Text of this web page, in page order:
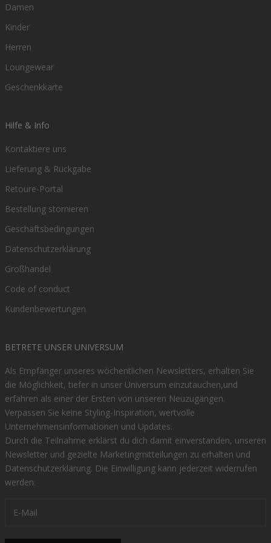
Damen
Kinder
Herren
Loungewear
Geschenkkarte
Hilfe & Info
Kontaktiere uns
Lieferung & Rückgabe
Retoure-Portal
Bestellung stornieren
Geschäftsbedingungen
Datenschutzerklärung
Großhandel
Code of conduct
Kundenbewertungen
BETRETE UNSER UNIVERSUM
Als Empfänger unseres wöchentlichen Newsletters, erhalten Sie
die Möglichkeit, tiefer in unser Universum einzutauchen,und
erfahren als einer der Ersten von unseren Neuzugängen.
Verpassen Sie keine Styling-Inspiration, wertvolle
Unternehmensinformationen und Updates.
Durch die Teilnahme erklärst du dich damit einverstanden, unseren
Newsletter und gezielte Marketingmitteilungen zu erhalten und
Datenschutzerklärung. Die Einwilligung kann jederzeit widerrufen
werden.